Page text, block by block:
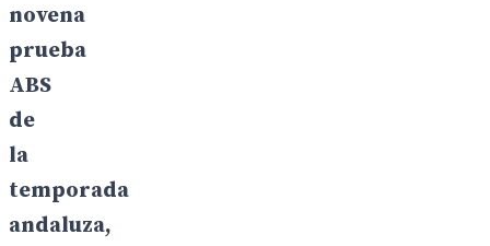
novena
prueba
ABS
de
la
temporada
andaluza,